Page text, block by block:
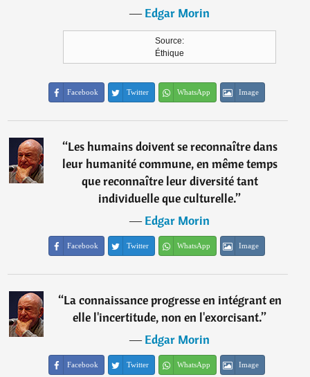
―Edgar Morin
Source:
Éthique
Facebook Twitter WhatsApp Image
“Les humains doivent se reconnaître dans
leur humanité commune, en même temps
que reconnaître leur diversité tant
individuelle que culturelle.”
―Edgar Morin
Facebook Twitter WhatsApp Image
“La connaissance progresse en intégrant en
elle l'incertitude, non en l'exorcisant.”
―Edgar Morin
Facebook Twitter WhatsApp Image